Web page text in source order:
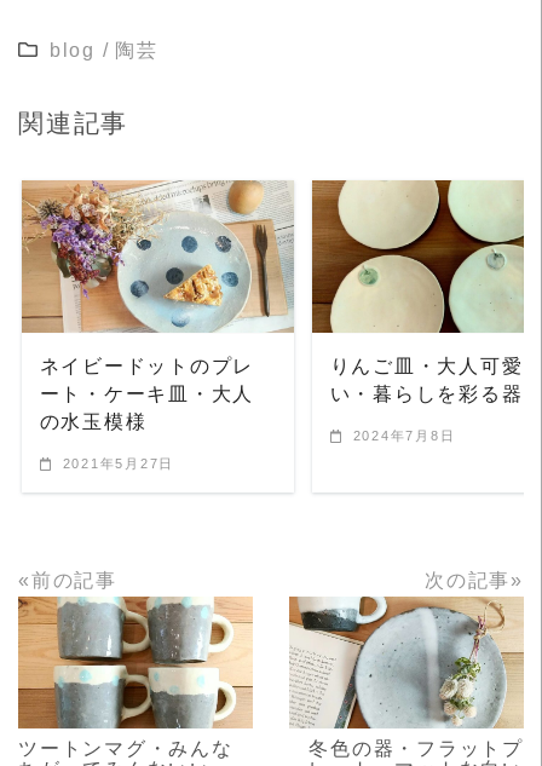
blog / 陶芸
関連記事
READ MORE
ネイビードットのプレ
ート・ケーキ皿・大人
の水玉模様
2021年5月27日
READ MORE
りんご皿・大人可愛
い・暮らしを彩る器
2024年7月8日
«前の記事
READ MORE
ツートンマグ・みんな
次の記事»
READ MORE
冬色の器・フラットプ